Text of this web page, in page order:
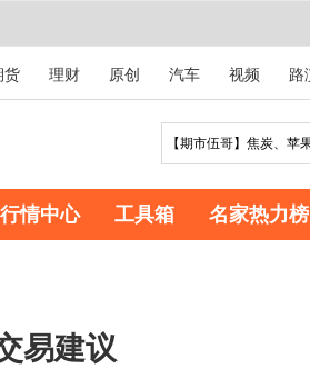
货 理财 原创 汽车 视频 路
行情中心 工具箱 名家热力榜
易建议